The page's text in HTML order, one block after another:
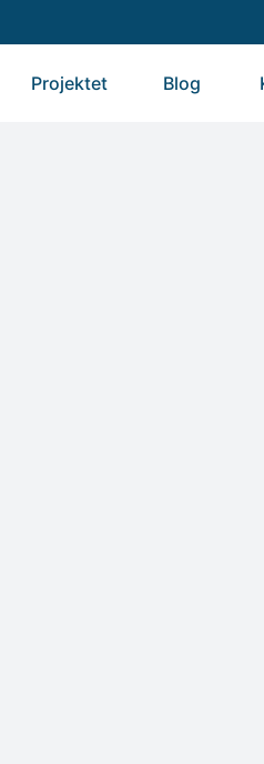
Projektet Blog